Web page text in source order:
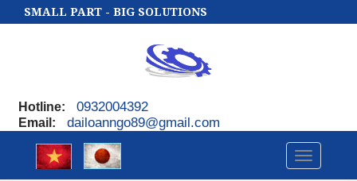
SMALL PART - BIG SOLUTIONS
Hotline: 0932004392
Email : dailoanngo89@gmail.com
Toggle